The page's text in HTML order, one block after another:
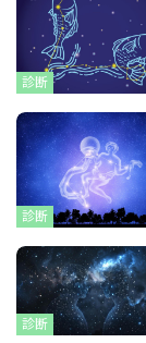
診断
診断
診断